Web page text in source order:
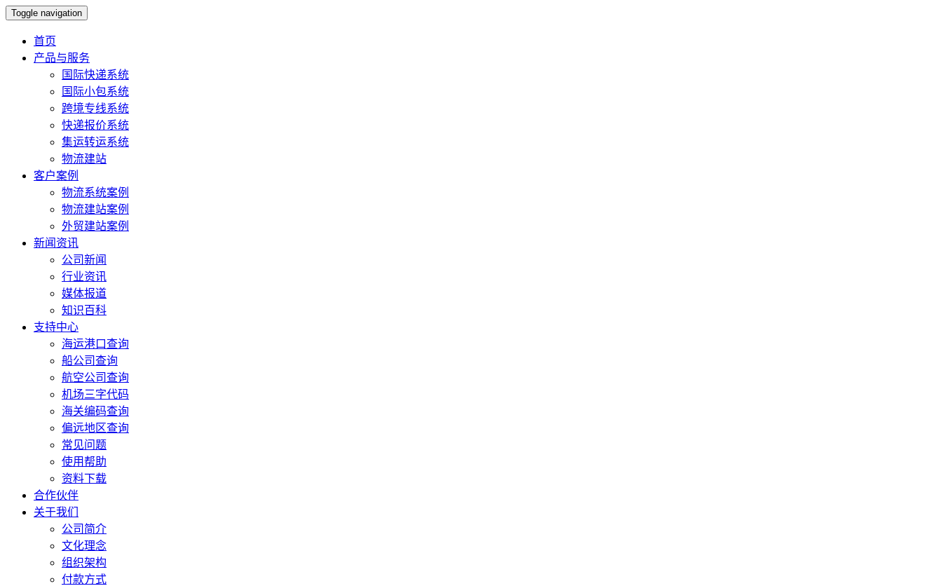
Toggle navigation
首页
产品与服务
国际快递系统
国际小包系统
跨境专线系统
快递报价系统
集运转运系统
物流建站
客户案例
物流系统案例
物流建站案例
外贸建站案例
新闻资讯
公司新闻
行业资讯
媒体报道
知识百科
支持中心
海运港口查询
船公司查询
航空公司查询
机场三字代码
海关编码查询
偏远地区查询
常见问题
使用帮助
资料下载
合作伙伴
关于我们
公司简介
文化理念
组织架构
付款方式